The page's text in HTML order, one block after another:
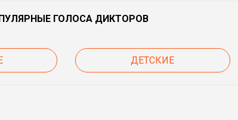
ГОЛОСА ДИКТОРОВ
ДЕТСКИЕ